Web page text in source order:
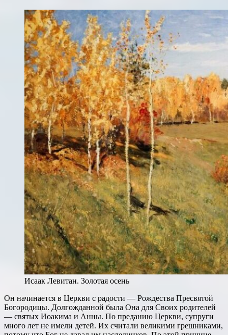
Исаак Левитан. Золотая осень
Он начинается в Церкви с радости — Рождества Пресвятой
Богородицы. Долгожданной была Она для Своих родителей
— святых Иоакима и Анны. По преданию Церкви, супруги
много лет не имели детей. Их считали великими грешниками,